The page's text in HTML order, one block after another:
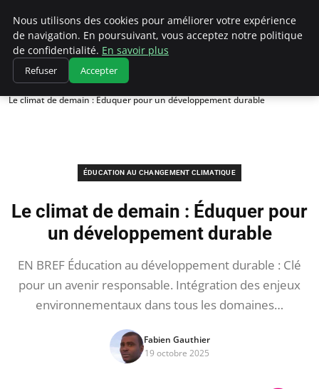
Climatedebtagents
Accueil
Éducation au changement climatique
Le climat de demain : Éduquer pour un développement durable
ÉDUCATION AU CHANGEMENT CLIMATIQUE
Le climat de demain : Éduquer pour
un développement durable
EN BREF Éducation au développement durable : Clé
pour un avenir responsable. Intégration des enjeux
environnementaux dans tous les domaines…
Fabien Gauthier
19 octobre 2025
Nous utilisons des cookies pour améliorer votre expérience
de navigation. En poursuivant, vous acceptez notre politique
de confidentialité. En savoir plus
Refuser Accepter